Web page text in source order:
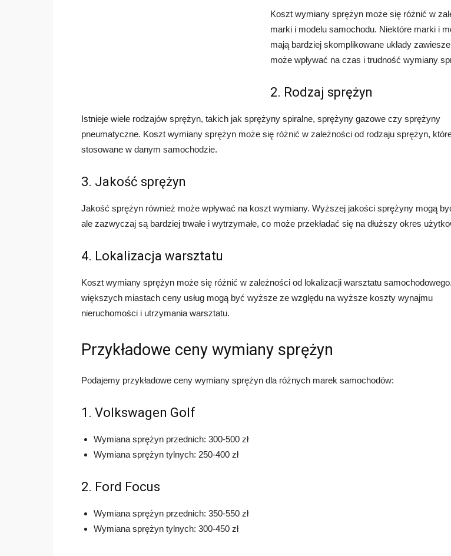
Koszt wymiany sprężyn może się różnić w
marki i modelu samochodu. Niektóre marki i
mają bardziej skomplikowane układy
może wpływać na czas i trudność wymiany
2. Rodzaj sprężyn
Istnieje wiele rodzajów sprężyn, takich jak sprężyny spiralne, sprężyny gazowe czy sprężyny
pneumatyczne. Koszt wymiany sprężyn może się różnić w zależności od rodzaju sprężyn,
stosowane w danym samochodzie.
3. Jakość sprężyn
Jakość sprężyn również może wpływać na koszt wymiany. Wyższej jakości sprężyny mogą
ale zazwyczaj są bardziej trwałe i wytrzymałe, co może przekładać się na dłuższy okres
4. Lokalizacja warsztatu
Koszt wymiany sprężyn może się różnić w zależności od lokalizacji warsztatu
większych miastach ceny usług mogą być wyższe ze względu na wyższe koszty wynajmu
nieruchomości i utrzymania warsztatu.
Przykładowe ceny wymiany sprężyn
Podajemy przykładowe ceny wymiany sprężyn dla różnych marek samochodów:
1. Volkswagen Golf
Wymiana sprężyn przednich: 300-500 zł
Wymiana sprężyn tylnych: 250-400 zł
2. Ford Focus
Wymiana sprężyn przednich: 350-550 zł
Wymiana sprężyn tylnych: 300-450 zł